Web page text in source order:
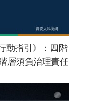
動指引》：四階
層須負治理責任